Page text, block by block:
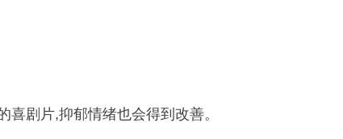
剧片,抑郁情绪也会得到改善。